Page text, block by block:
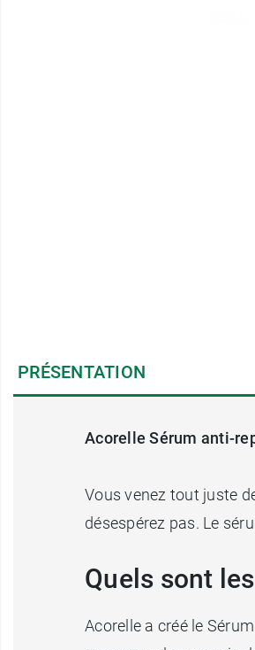
PRÉSENTATION
Acorelle Sérum anti-
Vous venez tout juste
désespérez pas. Le
Quels sont
Acorelle a créé le